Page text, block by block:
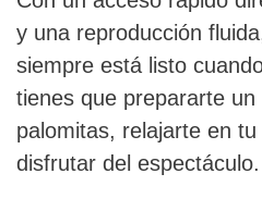
y una reproducción
siempre está listo
tienes que prepararte un
palomitas, relajarte en
disfrutar del espectáculo.